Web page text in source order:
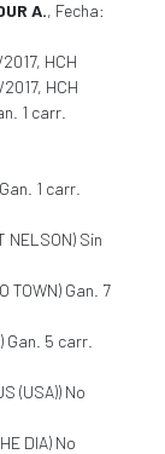
A., Fecha:
HCH
HCH
1 carr.
1 carr.
NELSON) Sin
TOWN) Gan. 7
Gan. 5 carr.
(USA)) No
DIA) No